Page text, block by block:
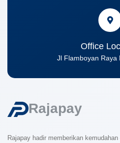
Office
Jl Flamboyan Raya
Rajapay
Rajapay hadir memberikan